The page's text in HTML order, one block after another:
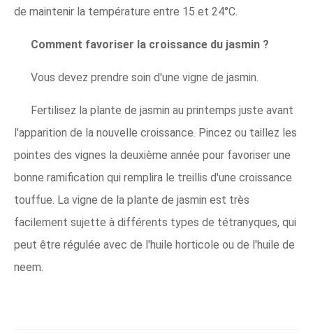
de maintenir la température entre 15 et 24°C.
Comment favoriser la croissance du jasmin ?
Vous devez prendre soin d'une vigne de jasmin.
Fertilisez la plante de jasmin au printemps juste avant
l'apparition de la nouvelle croissance. Pincez ou taillez les
pointes des vignes la deuxième année pour favoriser une
bonne ramification qui remplira le treillis d'une croissance
touffue. La vigne de la plante de jasmin est très
facilement sujette à différents types de tétranyques, qui
peut être régulée avec de l'huile horticole ou de l'huile de
neem.